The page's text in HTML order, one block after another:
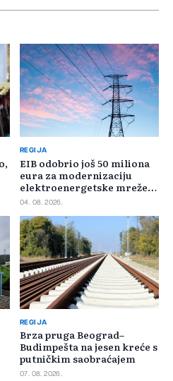
REGIJA
EIB odobrio još 50 miliona
eura za modernizaciju
elektroenergetske mreže
Slovačke
04. 08. 2026.
REGIJA
Brza pruga Beograd–
Budimpešta na jesen kreće s
putničkim saobraćajem
07. 08. 2026.